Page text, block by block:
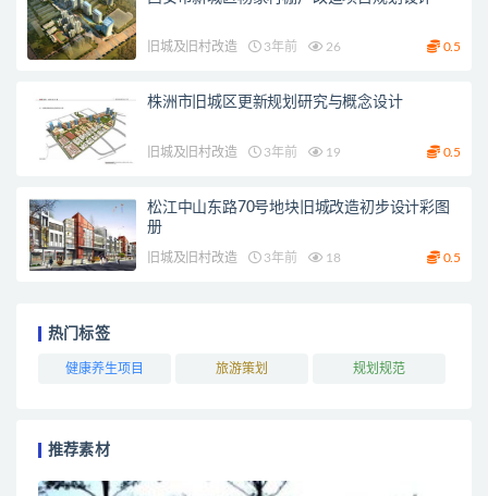
旧城及旧村改造 3年前 26 0.5
株洲市旧城区更新规划研究与概念设计
旧城及旧村改造 3年前 19 0.5
松江中山东路70号地块旧城改造初步设计彩图
册
旧城及旧村改造 3年前 18 0.5
热门标签
健康养生项目 旅游策划 规划规范
推荐素材